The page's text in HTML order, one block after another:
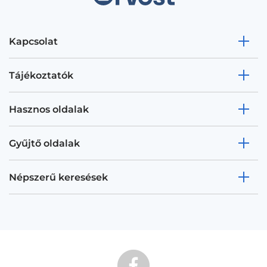
Kapcsolat
Tájékoztatók
Hasznos oldalak
Gyűjtő oldalak
Népszerű keresések